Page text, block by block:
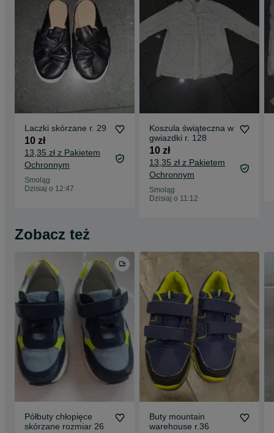
Laczki skórzane r. 29
10 zł
13,35 zł z Pakietem
Ochronnym
Smoląg
Dzisiaj o 12:47
Koszula świąteczna w
gwiazdki r. 128
10 zł
13,35 zł z Pakietem
Ochronnym
Smoląg
Dzisiaj o 11:12
Zobacz też
Półbuty chłopięce
skórzane rozmiar 26
Buty mountain
warehouse r.36